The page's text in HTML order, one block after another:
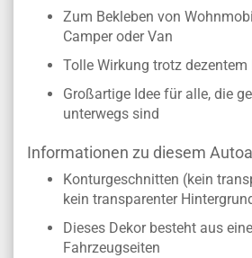
Zum Bekleben von
Camper oder Van
Tolle Wirkung trotz dezentem
Großartige Idee für alle, die
unterwegs sind
Informationen zu diesem
Konturgeschnitten (kein
kein transparenter
Dieses Dekor besteht aus
Fahrzeugseiten